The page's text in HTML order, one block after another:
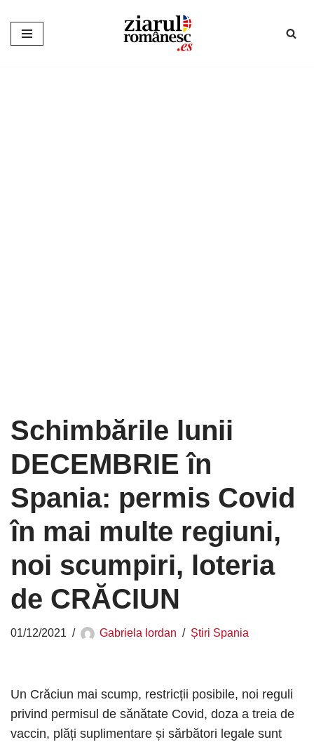
Sari
Schimbările lunii
DECEMBRIE în
Spania: permis Covid
în mai multe regiuni,
noi scumpiri, loteria
de CRĂCIUN
01/12/2021 Gabriela Iordan Știri Spania
Un Crăciun mai scump, restricții posibile, noi reguli
privind permisul de sănătate Covid, doza a treia de
vaccin, plăți suplimentare și sărbători legale sunt